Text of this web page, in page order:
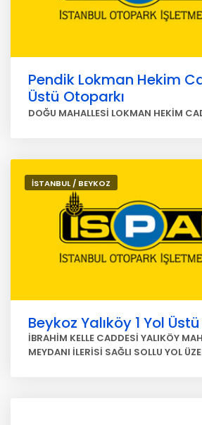
Pendik Lokman Hekim
Üstü Otoparkı
DOĞU MAHALLESİ LOKMAN HEKİM
İSTANBUL / BEYKOZ
Beykoz Yalıköy 1 Yol
İBRAHİM KELLE CADDESİ YALIKÖY
MEYDANI İLERİSİ SAĞLI SOLLU YOL